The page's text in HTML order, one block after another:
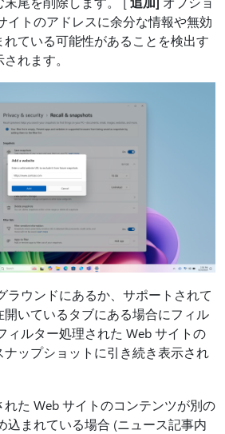
イトのアドレスに余分な情報や無効
れている可能性があることを検出す
れます。
ラウンドにあるか、サポートされて
いているタブにある場合にフィル
ィルター処理された Web サイトの
ップショットに引き続き表示され
た Web サイトのコンテンツが別の
込まれている場合 (ニュース記事内